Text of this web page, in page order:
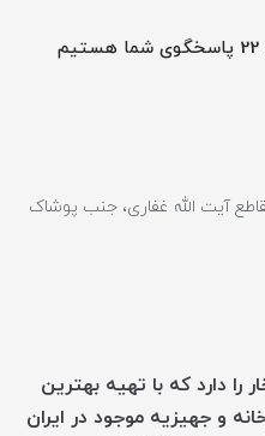
آیت الله غفاری، جنب پوشاک
را دارد که با تهیه بهترین
و جهیزیه موجود در ایران